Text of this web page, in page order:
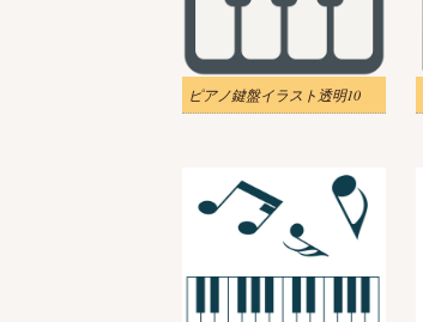
ピアノ鍵盤イラスト透明10